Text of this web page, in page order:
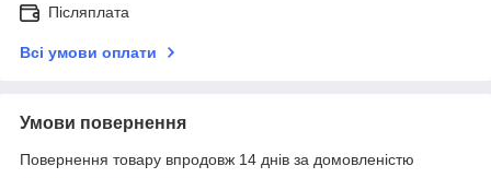
Післяплата
Всі умови оплати
Умови повернення
Повернення товару впродовж 14 днів за домовленістю